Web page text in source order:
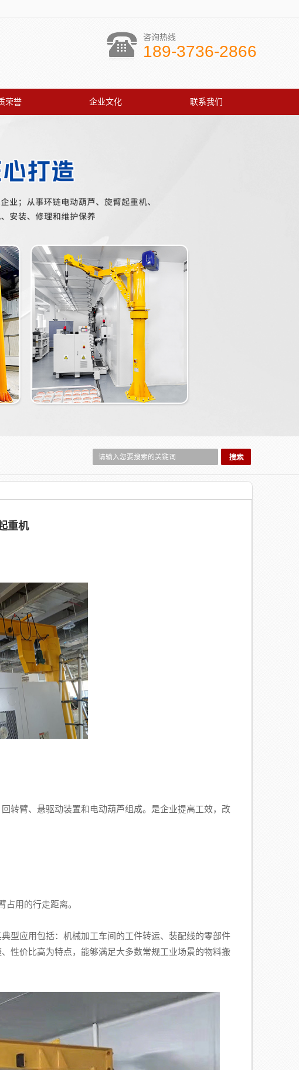
咨询热线
189-3736-2866
荣誉 企业文化 联系我们
重机
转臂、悬驱动装置和电动葫芦组成。是企业提高工效，改
用的行走距离。
应用包括：机械加工车间的工件转运、装配线的零部件
性价比高为特点，能够满足大多数常规工业场景的物料搬